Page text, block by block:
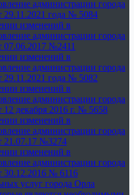
администрации города
29.11.2021 года № 5084
изменений в
администрации города
07.06.2017 №2411
изменений в
администрации города
29.11.2021 года № 5082
изменений в
администрации города
12 декабря 2016 г. № 5658
изменений в
администрации города
21.07.17 №3274
изменений в
администрации города
30.12.2016 № 6116
услуг города Орла